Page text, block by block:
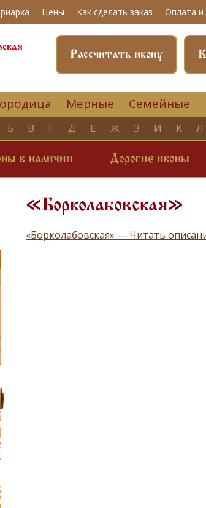
Цены Как сделать заказ Оплата и
Рассчитать икону
Мерные Семейные
Б В Г Д Е Ж З И К Л
в наличии Дорогие иконы
«Борколабовская»
«Борколабовская» — Читать